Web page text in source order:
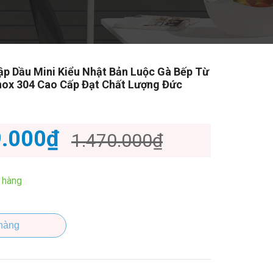
Dầu Mini Kiểu Nhật Bản Luộc Gà Bếp Từ
304 Cao Cấp Đạt Chất Lượng Đức
1.470.000₫